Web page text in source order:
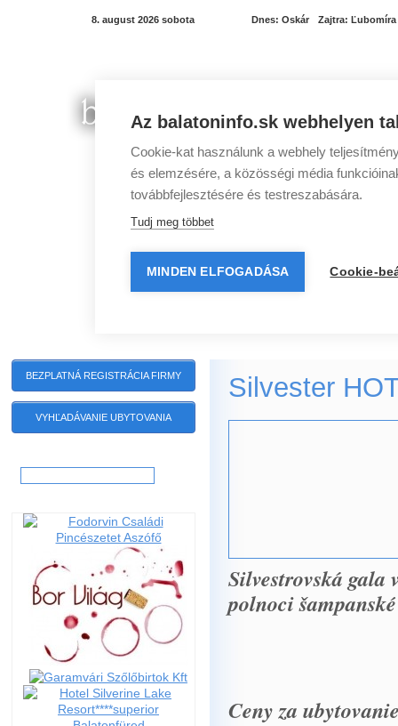
8. august 2026 sobota Dnes: Oskár Zajtra: Ľubomíra
Silvester
Silvestrovská gala
polnoci
Ceny za
BEZPLATNÁ REGISTRÁCIA FIRMY
VYHĽADÁVANIE UBYTOVANIA
Az balatoninfo.sk webhelyen
Cookie-kat használunk a webhely
és elemzésére, a közösségi média
továbbfejlesztésére és testreszabására.
Tudj meg többet
MINDEN ELFOGADÁSA Cookie-